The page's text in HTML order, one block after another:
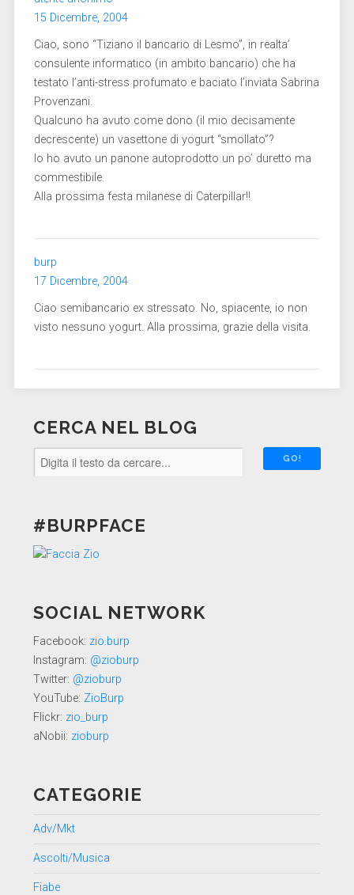
15 Dicembre, 2004
Ciao, sono “Tiziano il bancario di Lesmo”, in realta’
consulente informatico (in ambito bancario) che ha
testato l’anti-stress profumato e baciato l’inviata Sabrina
Provenzani.
Qualcuno ha avuto come dono (il mio decisamente
decrescente) un vasettone di yogurt “smollato”?
Io ho avuto un panone autoprodotto un po’ duretto ma
commestibile.
Alla prossima festa milanese di Caterpillar!!
burp
17 Dicembre, 2004
Ciao semibancario ex stressato. No, spiacente, io non
visto nessuno yogurt. Alla prossima, grazie della visita.
CERCA NEL BLOG
#BURPFACE
SOCIAL NETWORK
Facebook: zio.burp
Instagram: @zioburp
Twitter: @zioburp
YouTube: ZioBurp
Flickr: zio_burp
aNobii: zioburp
CATEGORIE
Adv/Mkt
Ascolti/Musica
Fiabe